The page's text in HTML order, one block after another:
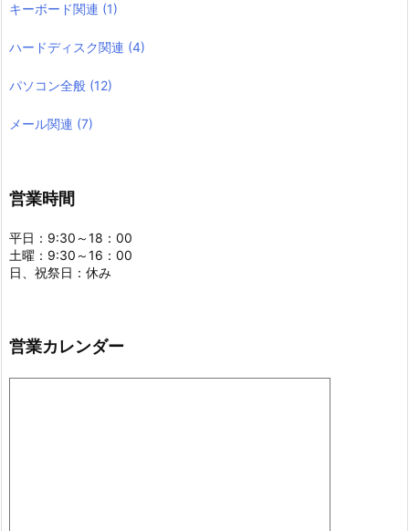
キーボード関連 (1)
ハードディスク関連 (4)
パソコン全般 (12)
メール関連 (7)
営業時間
平日：9:30～18：00
土曜：9:30～16：00
日、祝祭日：休み
営業カレンダー